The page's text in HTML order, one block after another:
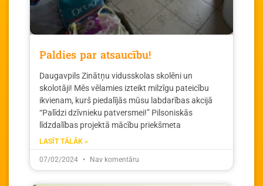
Paldies par atsaucību!
Daugavpils Zinātņu vidusskolas skolēni un
skolotāji! Mēs vēlamies izteikt milzīgu pateicību
ikvienam, kurš piedalījās mūsu labdarības akcijā
“Palīdzi dzīvnieku patversmei!” Pilsoniskās
līdzdalības projektā mācību priekšmeta
LASĪT TĀLĀK »
07/02/2024 Nav komentāru